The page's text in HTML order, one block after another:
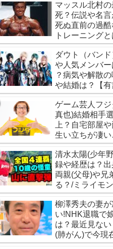
マッスル北村
死？伝説や名言
死ぬ直前の過
トレーニングと
ダウト（バン
や人気メンバ
？病気や解散
や結婚は？【有
ゲーム芸人フジ
真也)結婚相手
上？自宅部屋
生い立ちが凄
年齢は？/ノン
ョン
清水太陽(少年
録や経歴は？出
両親(父母)や兄
る？/ミライモ
柳澤秀夫の妻が
い!NHK退職で
は？最近見な
(肺がん)で今現